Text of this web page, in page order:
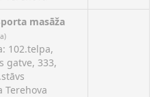
masāža
102.telpa,
gatve, 333,
Terehova